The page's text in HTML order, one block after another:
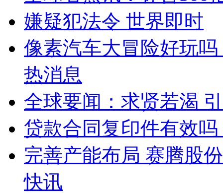
嫌疑犯法令 世界即时
像素汽车大冒险好玩
热消息
全球要闻：求贤若渴
贷款合同复印件有效
完善产能布局 赛腾股
快讯